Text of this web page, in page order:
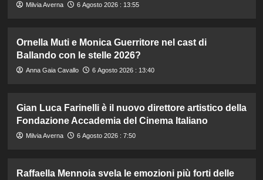
Milvia Averna 6 Agosto 2026 : 13:55
Ornella Muti e Monica Guerritore nel cast di
Ballando con le stelle 2026?
Anna Gaia Cavallo 6 Agosto 2026 : 13:40
Gian Luca Farinelli è il nuovo direttore artistico della
Fondazione Accademia del Cinema Italiano
Milvia Averna 6 Agosto 2026 : 7:50
Raffaella Mennoia svela le emozioni più forti delle